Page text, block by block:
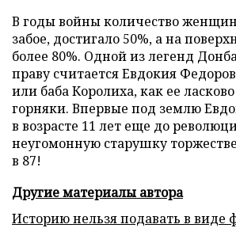
В годы войны количество
забое, достигало 50%, а на
более 80%. Одной из легенд
праву считается Евдокия
или баба Королиха, как ее
горняки. Впервые под землю
в возрасте 11 лет еще до
неугомонную старушку
в 87!
Другие материалы автора
Историю нельзя подавать в виде